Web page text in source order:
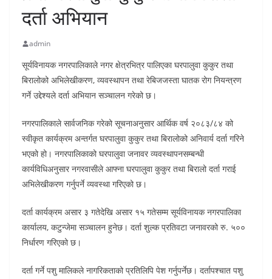
दर्ता अभियान
admin
सूर्यविनायक नगरपालिकाले नगर क्षेत्रभित्र पालिएका घरपालुवा कुकुर तथा
बिरालोको अभिलेखीकरण, व्यवस्थापन तथा रेबिजजस्ता घातक रोग नियन्त्रण
गर्ने उद्देश्यले दर्ता अभियान सञ्चालन गरेको छ।
नगरपालिकाले सार्वजनिक गरेको सूचनाअनुसार आर्थिक वर्ष २०८३/८४ को
स्वीकृत कार्यक्रम अन्तर्गत घरपालुवा कुकुर तथा बिरालोको अनिवार्य दर्ता गरिने
भएको हो। नगरपालिकाको घरपालुवा जनावर व्यवस्थापनसम्बन्धी
कार्यविधिअनुसार नगरवासीले आफ्ना घरपालुवा कुकुर तथा बिरालो दर्ता गराई
अभिलेखीकरण गर्नुपर्ने व्यवस्था गरिएको छ।
दर्ता कार्यक्रम असार ३ गतेदेखि असार १५ गतेसम्म सूर्यविनायक नगरपालिका
कार्यालय, कटुन्जेमा सञ्चालन हुनेछ। दर्ता शुल्क प्रतिवटा जनावरको रु. ५००
निर्धारण गरिएको छ।
दर्ता गर्ने पशु मालिकले नागरिकताको प्रतिलिपि पेश गर्नुपर्नेछ। दर्तापश्चात पशु